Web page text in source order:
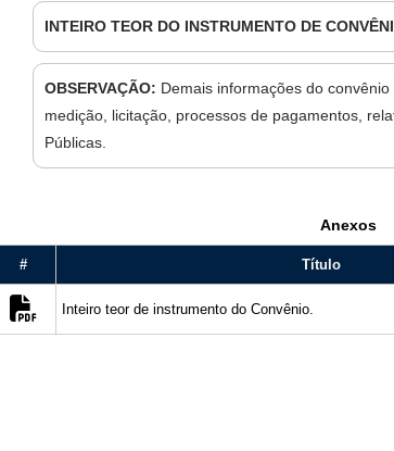
INTEIRO TEOR DO INSTRUMENTO DE
OBSERVAÇÃO: Demais informações do
medição, licitação, processos de pagamentos,
Públicas.
Anexos
# Título
Inteiro teor de instrumento do Convênio.